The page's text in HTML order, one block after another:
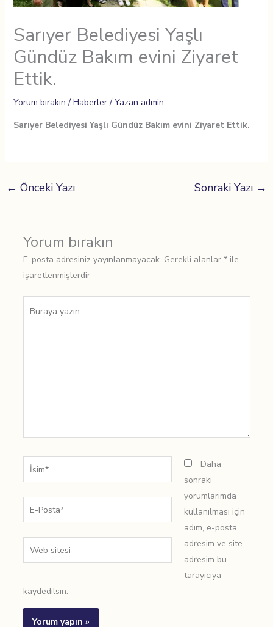
Sarıyer Belediyesi Yaşlı
Gündüz Bakım evini Ziyaret
Ettik.
Yorum bırakın / Haberler/ Yazan admin
Sarıyer Belediyesi Yaşlı Gündüz Bakım evini Ziyaret Ettik.
← Önceki Yazı Sonraki Yazı →
Yorum bırakın
E-posta adresiniz yayınlanmayacak. Gerekli alanlar *ile
işaretlenmişlerdir
İsim*
E-
Posta*
Web
sitesi
Daha
sonraki
yorumlarımda
kullanılması için
adım, e-posta
adresim ve site
adresim bu
tarayıcıya
kaydedilsin.